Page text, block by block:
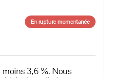
En rupture momentanée
moins 3,6 %. Nous